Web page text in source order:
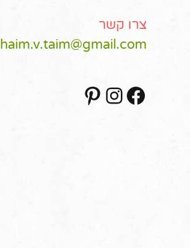
צרו קשר
haim.v.taim@gmail.com
Facebook
Instagram